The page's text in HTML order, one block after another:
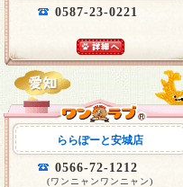
0587-23-0221
ららぽーと安城店
0566-72-1212
(ワンニャンワンニャン)